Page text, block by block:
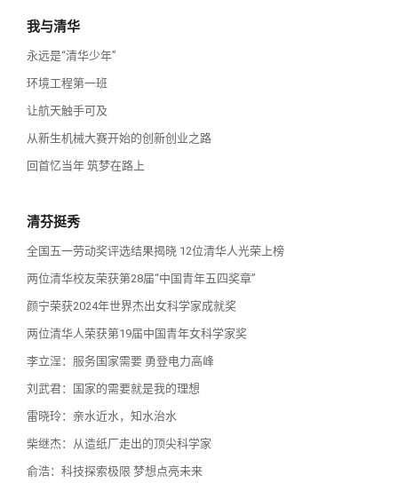
我与清华
永远是“清华少年”
环境工程第一班
让航天触手可及
从新生机械大赛开始的创新创业之路
回首忆当年 筑梦在路上
清芬挺秀
全国五一劳动奖评选结果揭晓 12位清华人光荣上榜
两位清华校友荣获第28届“中国青年五四奖章”
颜宁荣获2024年世界杰出女科学家成就奖
两位清华人荣获第19届中国青年女科学家奖
李立浧：服务国家需要 勇登电力高峰
刘武君：国家的需要就是我的理想
雷晓玲：亲水近水，知水治水
柴继杰：从造纸厂走出的顶尖科学家
俞浩：科技探索极限 梦想点亮未来